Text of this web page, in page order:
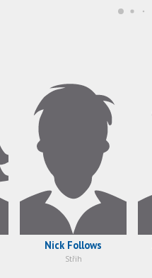
Nick Follows
Střih